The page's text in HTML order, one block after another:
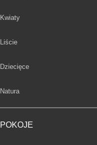
Fototapety
Kwiaty
Fototapety
Liście
Fototapety
Dziecięce
Fototapety
Natura
POKOJE